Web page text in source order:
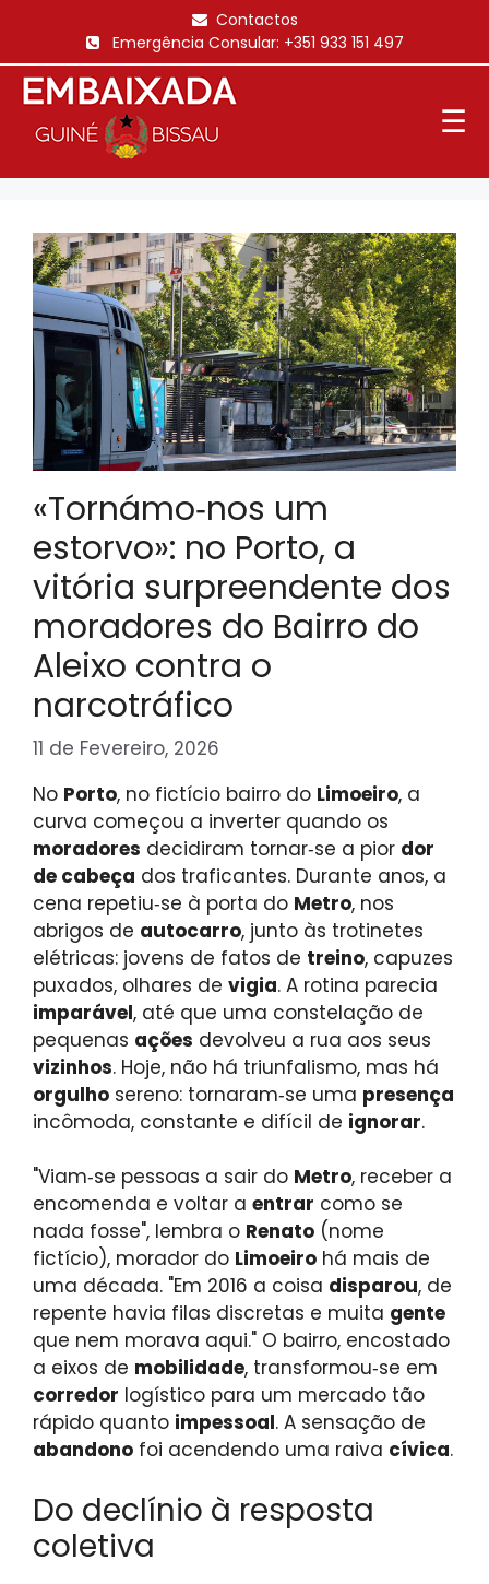
o
conteúdo
Contactos
Emergência Consular: +351 933 151 497
☰
«Tornámo‑nos um
estorvo»: no Porto, a
vitória surpreendente dos
moradores do Bairro do
Aleixo contra o
narcotráfico
11 de Fevereiro, 2026
No Porto, no fictício bairro do Limoeiro, a
curva começou a inverter quando os
moradores decidiram tornar‑se a pior dor
de cabeça dos traficantes. Durante anos, a
cena repetiu‑se à porta do Metro, nos
abrigos de autocarro, junto às trotinetes
elétricas: jovens de fatos de treino, capuzes
puxados, olhares de vigia. A rotina parecia
imparável, até que uma constelação de
pequenas ações devolveu a rua aos seus
vizinhos. Hoje, não há triunfalismo, mas há
orgulho sereno: tornaram‑se uma presença
incômoda, constante e difícil de ignorar.
"Viam‑se pessoas a sair do Metro, receber a
encomenda e voltar a entrar como se
nada fosse", lembra o Renato (nome
fictício), morador do Limoeiro há mais de
uma década. "Em 2016 a coisa disparou, de
repente havia filas discretas e muita gente
que nem morava aqui." O bairro, encostado
a eixos de mobilidade, transformou‑se em
corredor logístico para um mercado tão
rápido quanto impessoal. A sensação de
abandono foi acendendo uma raiva cívica.
Do declínio à resposta
coletiva